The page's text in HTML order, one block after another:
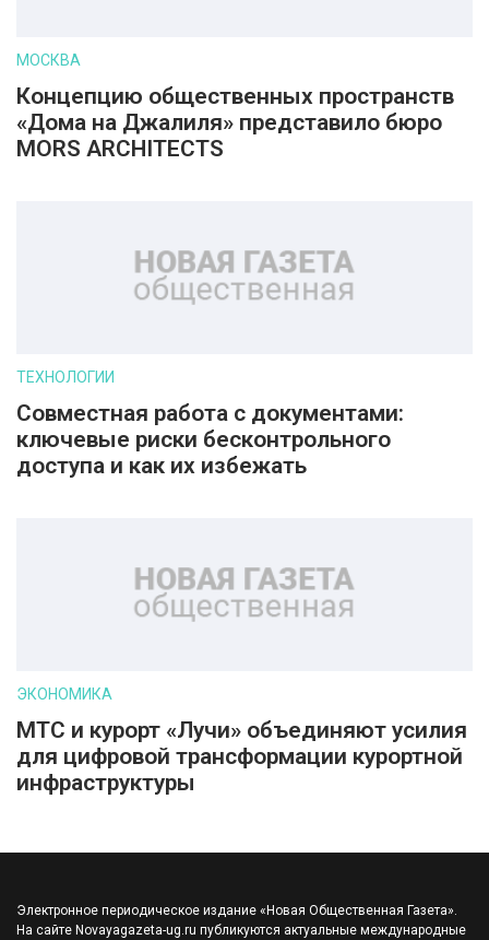
МОСКВА
Концепцию общественных пространств
«Дома на Джалиля» представило бюро
MORS ARCHITECTS
ТЕХНОЛОГИИ
Совместная работа с документами:
ключевые риски бесконтрольного
доступа и как их избежать
ЭКОНОМИКА
МТС и курорт «Лучи» объединяют усилия
для цифровой трансформации курортной
инфраструктуры
Электронное периодическое издание «Новая Общественная Газета».
На сайте Novayagazeta-ug.ru публикуются актуальные международные